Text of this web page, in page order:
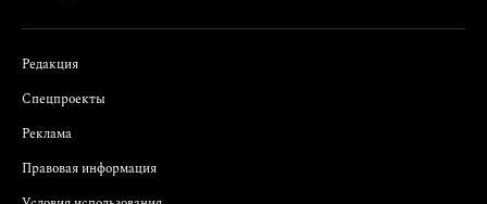
Редакция
Спецпроекты
Реклама
Правовая информация